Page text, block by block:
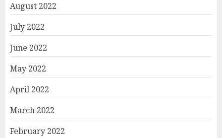
August 2022
July 2022
June 2022
May 2022
April 2022
March 2022
February 2022